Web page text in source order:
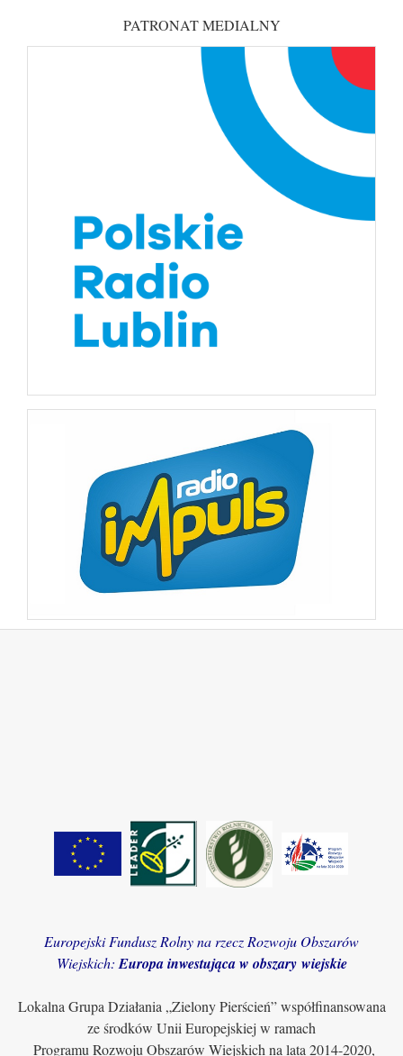
PATRONAT MEDIALNY
Europejski Fundusz Rolny na rzecz Rozwoju Obszarów
Wiejskich: Europa inwestująca w obszary wiejskie
Lokalna Grupa Działania „Zielony Pierścień” współfinansowana
ze środków Unii Europejskiej w ramach
Programu Rozwoju Obszarów Wiejskich na lata 2014-2020,